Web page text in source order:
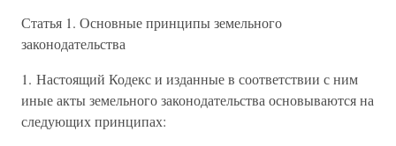
Статья 1. Основные принципы земельного
законодательства
1. Настоящий Кодекс и изданные в соответствии с ним
иные акты земельного законодательства основываются на
следующих принципах: